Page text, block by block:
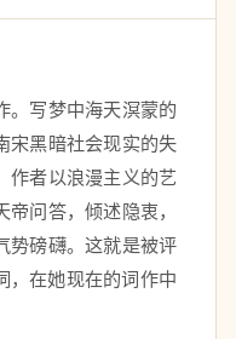
写梦中海天溟蒙的
宋黑暗社会现实的失
作者以浪漫主义的艺
问答，倾述隐衷，
势磅礴。这就是被评
，在她现在的词作中